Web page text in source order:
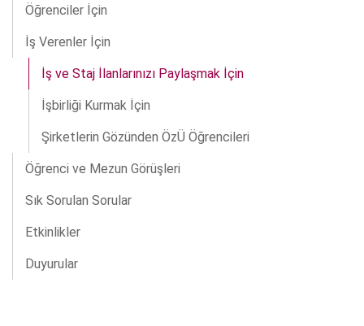
Öğrenciler İçin
İş Verenler İçin
İş ve Staj İlanlarınızı Paylaşmak İçin
İşbirliği Kurmak İçin
Şirketlerin Gözünden ÖzÜ Öğrencileri
Öğrenci ve Mezun Görüşleri
Sık Sorulan Sorular
Etkinlikler
Duyurular